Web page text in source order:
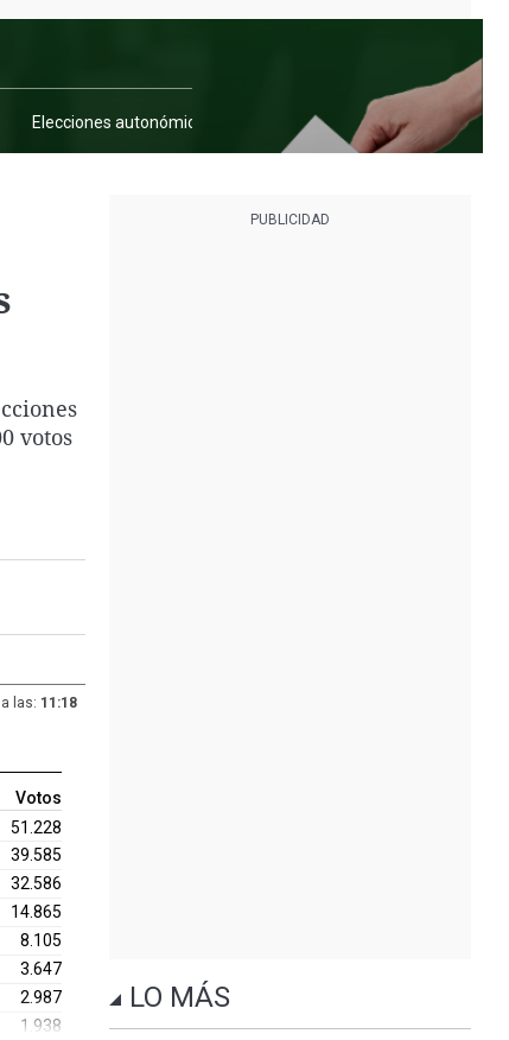
Elecciones autonómicas Elecciones municipales
votos
las: 11:18
Votos
51.228
39.585
32.586
14.865
8.105
3.647
2.987
1.938
LO MÁS